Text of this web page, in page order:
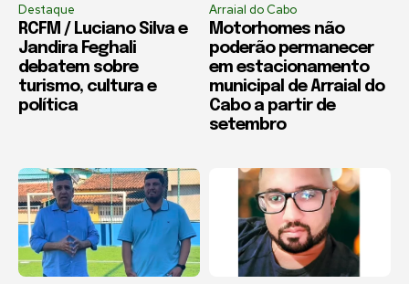
Destaque
RCFM / Luciano Silva e
Jandira Feghali
debatem sobre
turismo, cultura e
política
Arraial do Cabo
Motorhomes não
poderão permanecer
em estacionamento
municipal de Arraial do
Cabo a partir de
setembro